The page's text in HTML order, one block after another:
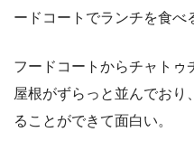
ードコートでランチを食べ
フードコートからチャトゥ
屋根がずらっと並んでおり
ることができて面白い。